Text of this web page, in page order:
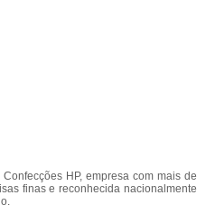
HP, empresa com mais de
finas e reconhecida nacionalmente